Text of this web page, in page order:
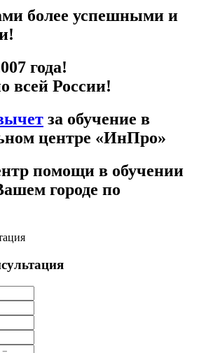
более успешными и
года!
всей России!
за обучение в
центре «ИнПро»
помощи в обучении
городе по